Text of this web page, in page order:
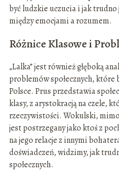
być ludzkie uczucia i jak trudno
między emocjami a rozumem.
Różnice Klasowe i
„Lalka” jest również głęboką
problemów społecznych, które
Polsce. Prus przedstawia
klasy, z arystokracją na czele,
rzeczywistości. Wokulski,
jest postrzegany jako ktoś z
na jego relacje z innymi
doświadczeń, widzimy, jak
społecznych.